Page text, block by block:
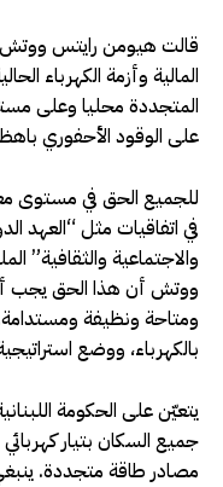
قالت هيومن رايتس ووتش
المالية وأزمة الكهرباء
المتجددة محليا وعلى
على الوقود الأحفوري
للجميع الحق في مستوى
في اتفاقيات مثل “العهد
والاجتماعية والثقافية”
ووتش أن هذا الحق يجب
ومتاحة ونظيفة ومستدامة.
بالكهرباء، ووضع
يتعيّن على الحكومة
جميع السكان بتيار
مصادر طاقة متجددة.